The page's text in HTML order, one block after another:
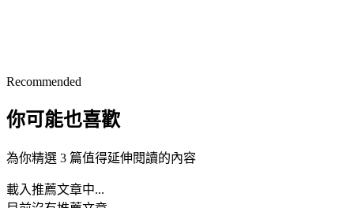
Recommended
你可能也喜歡
為你精選 3 篇值得延伸閱讀的內容
載入推薦文章中...